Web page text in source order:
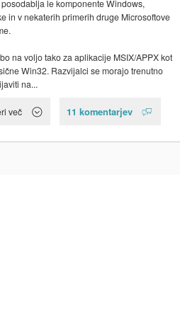
le komponente Windows,
in v nekaterih primerih druge Microsoftove
na voljo tako za aplikacije MSIX/APPX kot
Win32. Razvijalci se morajo trenutno
na...
več 11 komentarjev